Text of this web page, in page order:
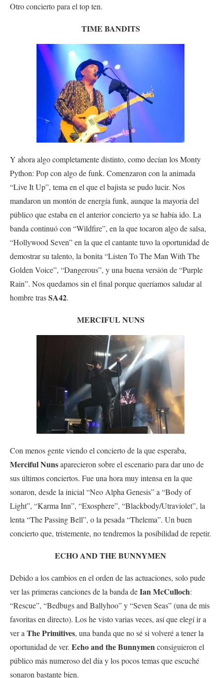
Otro concierto para el top ten.
TIME BANDITS
Y ahora algo completamente distinto, como decían los Monty
Python: Pop con algo de funk. Comenzaron con la animada
“Live It Up”, tema en el que el bajista se pudo lucir. Nos
mandaron un montón de energía funk, aunque la mayoría del
público que estaba en el anterior concierto ya se había ido. La
banda continuó con “Wildfire”, en la que tocaron algo de salsa,
“Hollywood Seven” en la que el cantante tuvo la oportunidad de
demostrar su talento, la bonita “Listen To The Man With The
Golden Voice”, “Dangerous”, y una buena versión de “Purple
Rain”. Nos quedamos sin el final porque queríamos saludar al
hombre trasSA42.
MERCIFUL NUNS
Con menos gente viendo el concierto de la que esperaba,
Merciful Nunsaparecieron sobre el escenario para dar uno de
sus últimos conciertos. Fue una hora muy intensa en la que
sonaron, desde la inicial “Neo Alpha Genesis” a “Body of
Light”, “Karma Inn”, “Exosphere”, “Blackbody/Utraviolet”, la
lenta “The Passing Bell”, o la pesada “Thelema”. Un buen
concierto que, tristemente, no tendremos la posibilidad de repetir.
ECHO AND THE BUNNYMEN
Debido a los cambios en el orden de las actuaciones, solo pude
ver las primeras canciones de la banda deIan McCulloch:
“Rescue”, “Bedbugs and Ballyhoo” y “Seven Seas” (una de mis
favoritas en directo). Los he visto varias veces, así que elegí ir a
ver a ThePrimitives, una banda que no sé si volveré a tener la
oportunidad de ver. Echo and the Bunnymenconsiguieron el
público más numeroso del día y los pocos temas que escuché
sonaron bastante bien.